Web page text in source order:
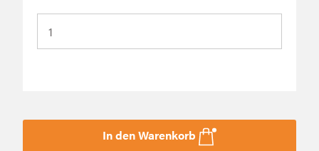
In den Warenkorb